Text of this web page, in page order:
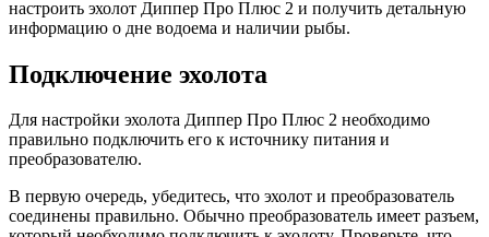
настроить эхолот Диппер Про Плюс 2 и получить детальную
информацию о дне водоема и наличии рыбы.
Подключение эхолота
Для настройки эхолота Диппер Про Плюс 2 необходимо
правильно подключить его к источнику питания и
преобразователю.
В первую очередь, убедитесь, что эхолот и преобразователь
соединены правильно. Обычно преобразователь имеет разъем,